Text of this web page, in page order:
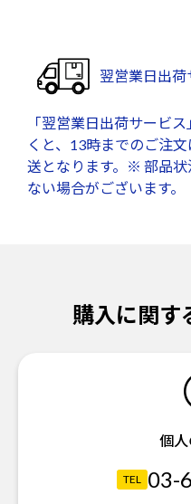
翌営業日出荷
「翌営業日出荷サービ
くと、13時までのご注
送となります。※ 部品
ない場合がございます。
購入に関す
個
TEL 03-